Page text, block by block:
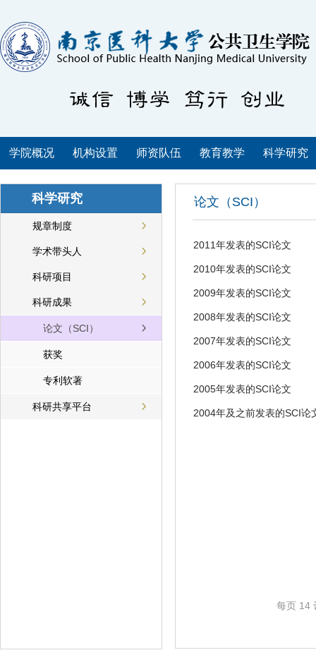
学院概况 机构设置 师资队伍 教育教学 科学研究
科学研究
规章制度
学术带头人
科研项目
科研成果
论文（SCI）
获奖
专利软著
科研共享平台
论文（SCI）
2011年发表的SCI论文
2010年发表的SCI论文
2009年发表的SCI论文
2008年发表的SCI论文
2007年发表的SCI论文
2006年发表的SCI论文
2005年发表的SCI论文
2004年及之前发表的SCI论
每页 14